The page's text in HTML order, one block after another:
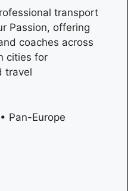
transport
Passion, offering
coaches across
cities for
travel
Pan-Europe